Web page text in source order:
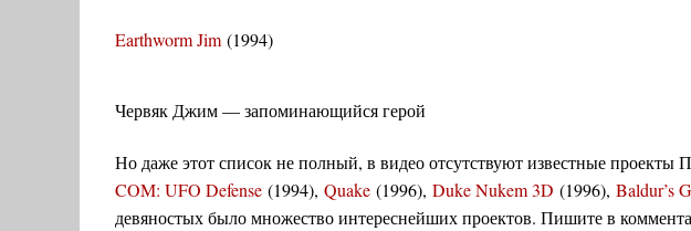
Earthworm Jim (1994)
Червяк Джим — запоминающийся герой
Но даже этот список не полный, в видео отсутствуют известные проекты
COM: UFO Defense (1994), Quake (1996), Duke Nukem 3D (1996), Baldur’s
девяностых было множество интереснейших проектов. Пишите в